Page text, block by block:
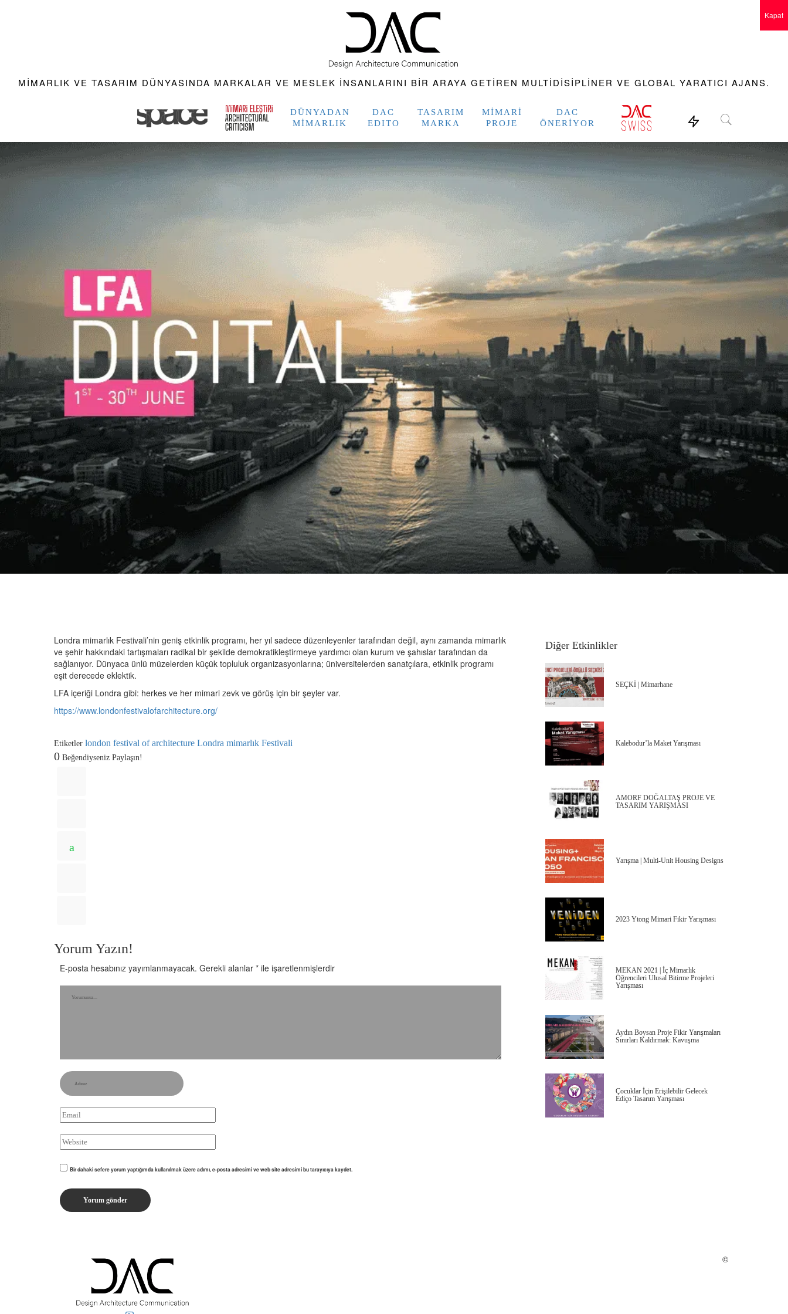
MIMARLIK VE TASARIM DÜNYASINDA MARKALAR VE MESLEK INSANLARINI BIR ARAYA GETIREN MULTIDISIPLINER VE GLOBAL YARATICI AJANS.
DÜNYADAN
MIMARLIK
DAC
EDITO
TASARIM
MARKA
MIMARI
PROJE
DAC
ÖNERIYOR
Londra mimarlık Festivali’nin geniş etkinlik programı, her yıl sadece düzenleyenler tarafından değil, aynı zamanda mimarlık
ve şehir hakkındaki tartışmaları radikal bir şekilde demokratikleştirmeye yardımcı olan kurum ve şahıslar tarafından da
sağlanıyor. Dünyaca ünlü müzelerden küçük topluluk organizasyonlarına; üniversitelerden sanatçılara, etkinlik programı
eşit derecede eklektik.
LFA içeriği Londra gibi: herkes ve her mimari zevk ve görüş için bir şeyler var.
https://www.londonfestivalofarchitecture.org/
Etiketler london festival of architecture Londra mimarlık Festivali
0 Beğendiyseniz Paylaşın!
Yorum Yazın!
E-posta hesabınız yayımlanmayacak. Gerekli alanlar * ile işaretlenmişlerdir
Bir dahaki sefere yorum yaptığımda kullanılmak üzere adımı, e-posta adresimi ve web site adresimi bu tarayıcıya kaydet.
Diğer Etkinlikler
SEÇKİ | Mimarhane
Kalebodur’la Maket Yarışması
AMORF DOĞALTAŞ PROJE VE
TASARIM YARIŞMASI
Yarışma | Multi-Unit Housing Designs
2023 Ytong Mimari Fikir Yarışması
MEKAN 2021 | İç Mimarlık
Öğrencileri Ulusal Bitirme Projeleri
Yarışması
Aydın Boysan Proje Fikir Yarışmaları
Sınırları Kaldırmak: Kavuşma
Çocuklar İçin Erişilebilir Gelecek
Ediço Tasarım Yarışması
©
Kapat